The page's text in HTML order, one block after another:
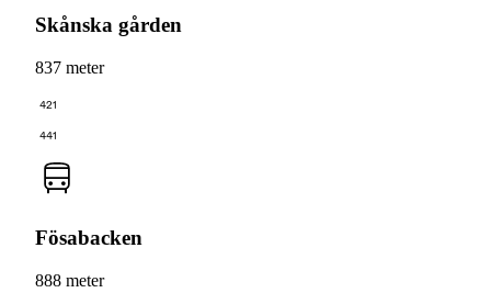
Skånska gården
837 meter
421
441
Fösabacken
888 meter